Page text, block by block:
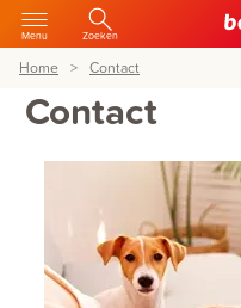
Menu Zoeken
Home Contact
Contact